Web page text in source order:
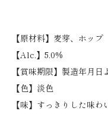
【原材料】麦芽、ホップ
【Alc.】5.0%
【賞味期限】製造年月日
【色】淡色
【味】すっきりした味わ